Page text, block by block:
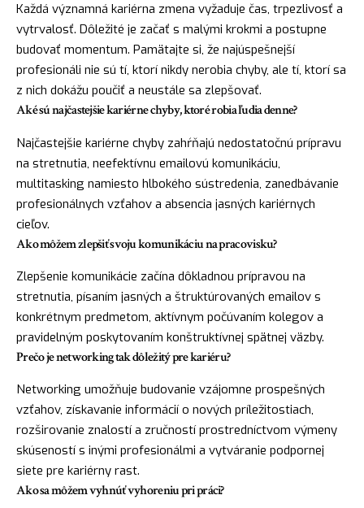
Každá významná kariérna zmena vyžaduje čas, trpezlivosť a
vytrvalosť. Dôležité je začať s malými krokmi a postupne
budovať momentum. Pamätajte si, že najúspešnejší
profesionáli nie sú tí, ktorí nikdy nerobia chyby, ale tí, ktorí sa
z nich dokážu poučiť a neustále sa zlepšovať.
Aké sú najčastejšie kariérne chyby, ktoré robia ľudia denne?
Najčastejšie kariérne chyby zahŕňajú nedostatočnú prípravu
na stretnutia, neefektívnu emailovú komunikáciu,
multitasking namiesto hlbokého sústredenia, zanedbávanie
profesionálnych vzťahov a absencia jasných kariérnych
cieľov.
Ako môžem zlepšiť svoju komunikáciu na pracovisku?
Zlepšenie komunikácie začína dôkladnou prípravou na
stretnutia, písaním jasných a štruktúrovaných emailov s
konkrétnym predmetom, aktívnym počúvaním kolegov a
pravidelným poskytovaním konštruktívnej spätnej väzby.
Prečo je networking tak dôležitý pre kariéru?
Networking umožňuje budovanie vzájomne prospešných
vzťahov, získavanie informácií o nových príležitostiach,
rozširovanie znalostí a zručností prostredníctvom výmeny
skúseností s inými profesionálmi a vytváranie podpornej
siete pre kariérny rast.
Ako sa môžem vyhnúť vyhoreniu pri práci?